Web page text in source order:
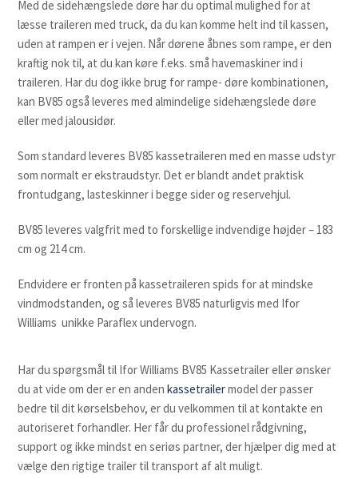
Med de sidehængslede døre har du optimal mulighed for at
læsse traileren med truck, da du kan komme helt ind til kassen,
uden at rampen er i vejen. Når dørene åbnes som rampe, er den
kraftig nok til, at du kan køre f.eks. små havemaskiner ind i
traileren. Har du dog ikke brug for rampe- døre kombinationen,
kan BV85 også leveres med almindelige sidehængslede døre
eller med jalousidør.
Som standard leveres BV85 kassetraileren med en masse udstyr
som normalt er ekstraudstyr. Det er blandt andet praktisk
frontudgang, lasteskinner i begge sider og reservehjul.
BV85 leveres valgfrit med to forskellige indvendige højder – 183
cm og 214 cm.
Endvidere er fronten på kassetraileren spids for at mindske
vindmodstanden, og så leveres BV85 naturligvis med Ifor
Williams unikke Paraflex undervogn.
Har du spørgsmål til Ifor Williams BV85 Kassetrailer eller ønsker
du at vide om der er en andenkassetrailermodel der passer
bedre til dit kørselsbehov, er du velkommen til at kontakte en
autoriseret forhandler. Her får du professionel rådgivning,
support og ikke mindst en seriøs partner, der hjælper dig med at
vælge den rigtige trailer til transport af alt muligt.